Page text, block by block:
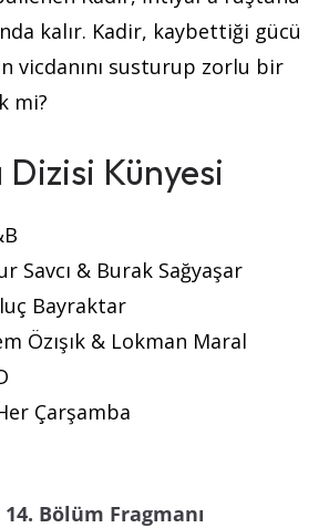
kalır. Kadir, kaybettiği gücü
vicdanını susturup zorlu bir
mi?
Dizisi Künyesi
Savcı & Burak Sağyaşar
Bayraktar
Özışık & Lokman Maral
Çarşamba
Bölüm Fragmanı